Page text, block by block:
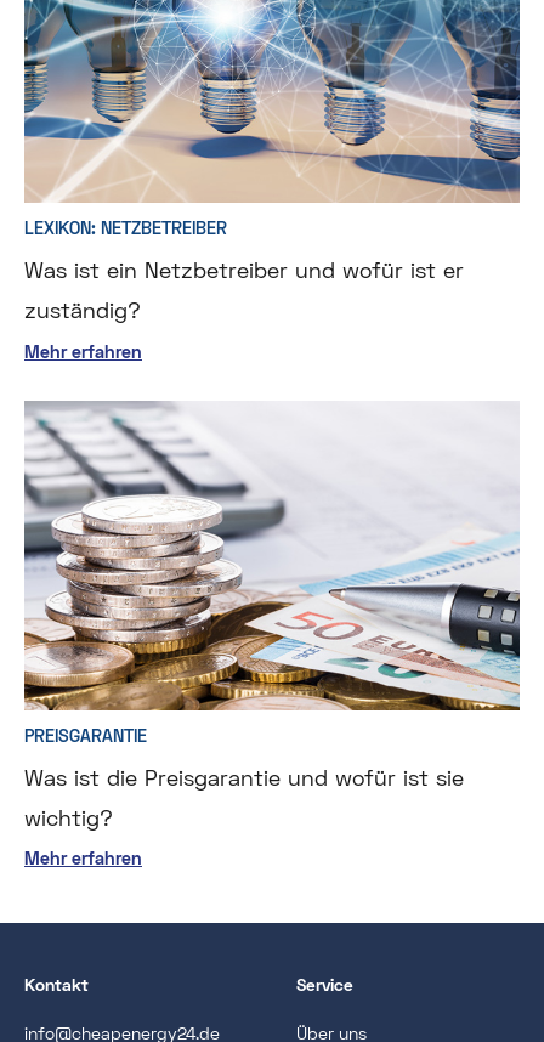
LEXIKON: NETZBETREIBER
Was ist ein Netzbetreiber und wofür ist er
zuständig?
Mehr erfahren
PREISGARANTIE
Was ist die Preisgarantie und wofür ist sie
wichtig?
Mehr erfahren
Kontakt
info@cheapenergy24.de
Service
Über uns